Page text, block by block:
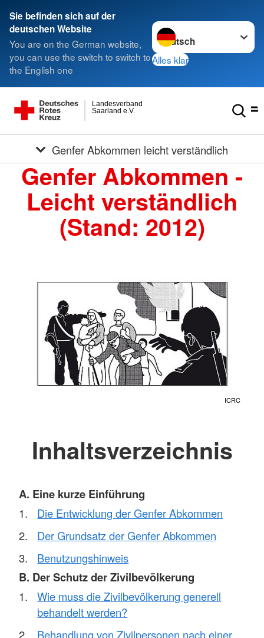
Sie befinden sich auf der
deutschen Website
You are on the German website,
you can use the switch to switch to
the English one
Sprache wechseln zu
Alles klar
Saarland e.V.
Landesverband
Genfer Abkommen leicht verständlich
Genfer Abkommen -
Leicht verständlich
(Stand: 2012)
ICRC
Inhaltsverzeichnis
A. Eine kurze Einführung
Die Entwicklung der Genfer Abkommen
Der Grundsatz der Genfer Abkommen
Benutzungshinweis
B. Der Schutz der Zivilbevölkerung
Wie muss die Zivilbevölkerung generell
behandelt werden?
Behandlung von Zivilpersonen nach einer